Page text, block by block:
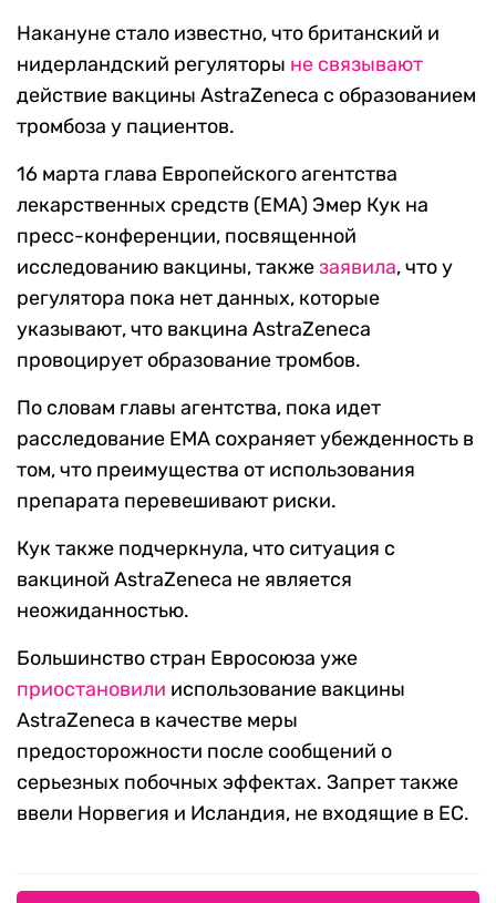
Накануне стало известно, что британский и
нидерландский регуляторы не связывают
действие вакцины AstraZeneca с образованием
тромбоза у пациентов.
16 марта глава Европейского агентства
лекарственных средств (EMA) Эмер Кук на
пресс-конференции, посвященной
исследованию вакцины, такжезаявила, что у
регулятора пока нет данных, которые
указывают, что вакцина AstraZeneca
провоцирует образование тромбов.
По словам главы агентства, пока идет
расследование EMA сохраняет убежденность в
том, что преимущества от использования
препарата перевешивают риски.
Кук также подчеркнула, что ситуация с
вакциной AstraZeneca не является
неожиданностью.
Большинство стран Евросоюза уже
приостановили использование вакцины
AstraZeneca в качестве меры
предосторожности после сообщений о
серьезных побочных эффектах. Запрет также
ввели Норвегия и Исландия, не входящие в ЕС.